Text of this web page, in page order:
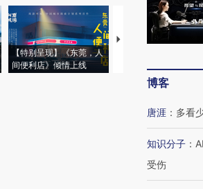
【特别呈现】《东莞，人
间便利店》倾情上线
【推广】走进第四届链
博客
唐涯 ： 多看
知识分子 ：
受伤